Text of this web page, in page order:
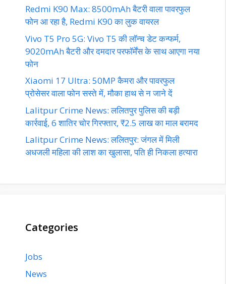
Redmi K90 Max: 8500mAh बैटरी वाला पावरफुल
फोन आ रहा है, Redmi K90 का लुक वायरल
Vivo T5 Pro 5G: Vivo T5 की लॉन्च डेट कन्फर्म,
9020mAh बैटरी और दमदार परफॉर्मेंस के साथ आएगा नया
फोन
Xiaomi 17 Ultra: 50MP कैमरा और पावरफुल
प्रोसेसर वाला फोन सस्ते में, मौका हाथ से न जाने दें
Lalitpur Crime News: ललितपुर पुलिस की बड़ी
कार्रवाई, 6 शातिर चोर गिरफ्तार, ₹2.5 लाख का माल बरामद
Lalitpur Crime News: ललितपुर: जंगल में मिली
अधजली महिला की लाश का खुलासा, पति ही निकला हत्यारा
Categories
Jobs
News